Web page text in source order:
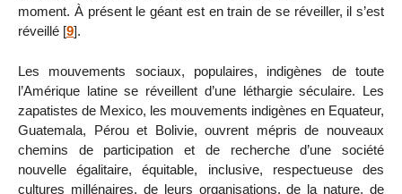
moment. À présent le géant est en train de se réveiller, il s’est
réveillé [9].
Les mouvements sociaux, populaires, indigènes de toute
l’Amérique latine se réveillent d’une léthargie séculaire. Les
zapatistes de Mexico, les mouvements indigènes en Equateur,
Guatemala, Pérou et Bolivie, ouvrent mépris de nouveaux
chemins de participation et de recherche d’une société
nouvelle égalitaire, équitable, inclusive, respectueuse des
cultures millénaires, de leurs organisations, de la nature, de